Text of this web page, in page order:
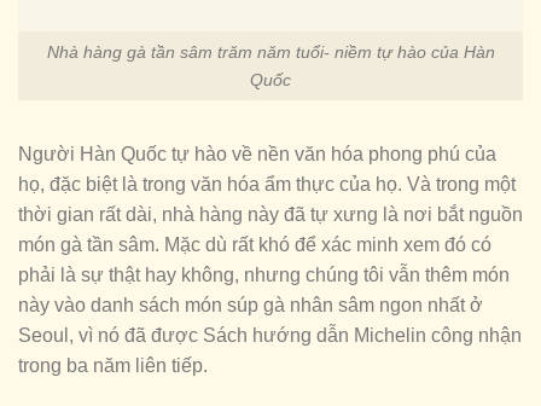
Nhà hàng gà tần sâm trăm năm tuổi- niềm tự hào của Hàn
Quốc
Người Hàn Quốc tự hào về nền văn hóa phong phú của
họ, đặc biệt là trong văn hóa ẩm thực của họ. Và trong một
thời gian rất dài, nhà hàng này đã tự xưng là nơi bắt nguồn
món gà tần sâm. Mặc dù rất khó để xác minh xem đó có
phải là sự thật hay không, nhưng chúng tôi vẫn thêm món
này vào danh sách món súp gà nhân sâm ngon nhất ở
Seoul, vì nó đã được Sách hướng dẫn Michelin công nhận
trong ba năm liên tiếp.